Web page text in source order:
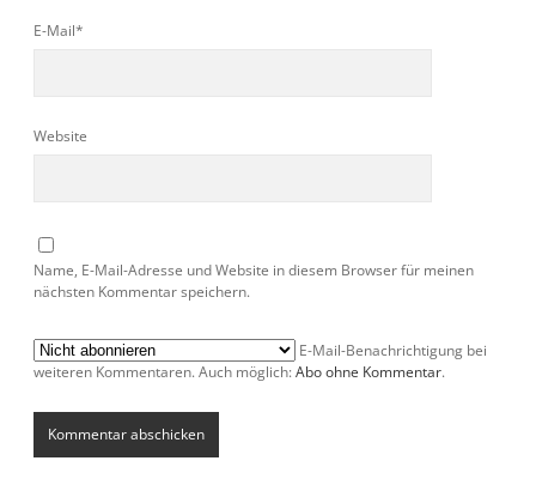
E-Mail*
Website
Name, E-Mail-Adresse und Website in diesem Browser für meinen
nächsten Kommentar speichern.
E-Mail-Benachrichtigung bei
weiteren Kommentaren. Auch möglich: Abo ohne Kommentar.